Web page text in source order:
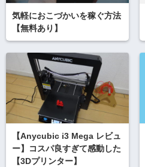
気軽におこづかいを稼ぐ方法
【無料あり】
【Anycubic i3 Mega レビュ
ー】コスパ良すぎて感動した
【3Dプリンター】